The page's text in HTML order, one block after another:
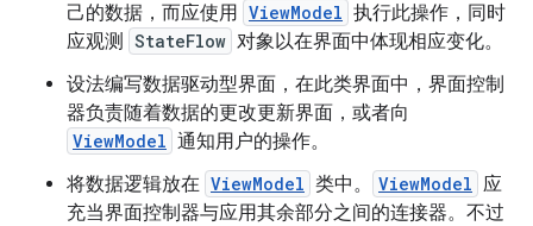
己的数据，而应使用 ViewModel 执行此操作，同时
应观测 StateFlow 对象以在界面中体现相应变化。
设法编写数据驱动型界面，在此类界面中，界面控制
器负责随着数据的更改更新界面，或者向
ViewModel 通知用户的操作。
将数据逻辑放在 ViewModel 类中。 ViewModel 应
充当界面控制器与应用其余部分之间的连接器。不过